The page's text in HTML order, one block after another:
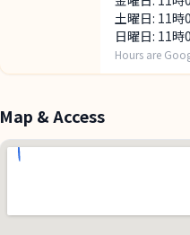
土曜日: 11
日曜日: 11
Hours are
Map & Access